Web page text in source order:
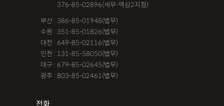
376-85-02896(세무-역삼2지점)
· 부산 : 386-85-01948(법무)
· 수원 : 351-85-01826(법무)
· 대전 : 649-85-02116(법무)
· 인천 : 131-85-58050(법무)
· 대구 : 679-85-02645(법무)
· 광주 : 803-85-02461(법무)
전화